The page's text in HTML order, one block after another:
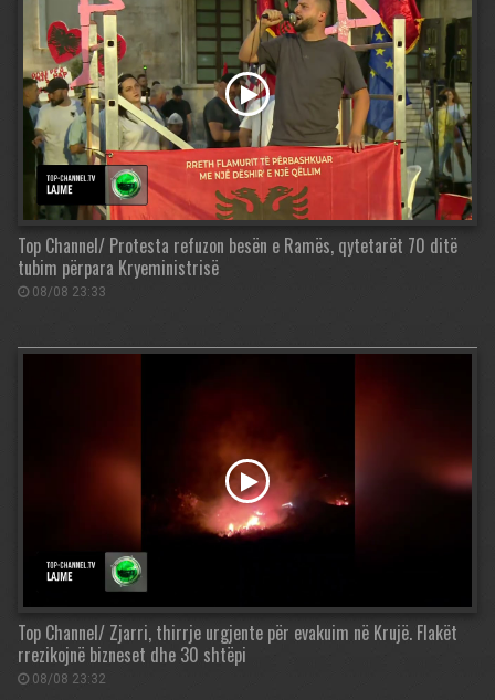
Top Channel/ Protesta refuzon besën e Ramës, qytetarët 70 ditë
tubim përpara Kryeministrisë
08/08 23:33
Top Channel/ Zjarri, thirrje urgjente për evakuim në Krujë. Flakët
rrezikojnë bizneset dhe 30 shtëpi
08/08 23:32